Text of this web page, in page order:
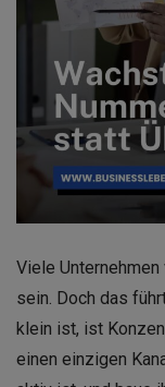
Viele
sein. Doch das
klein ist, ist
einen einzigen